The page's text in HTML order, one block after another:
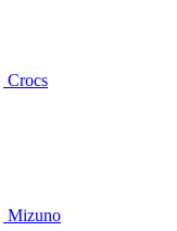
Crocs
Mizuno